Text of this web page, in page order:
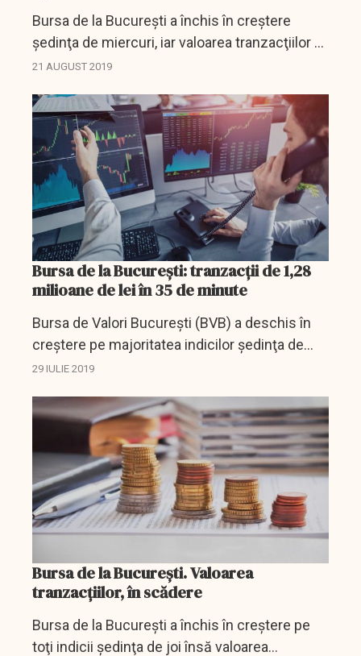
Bursa de la Bucureşti a închis în creştere
şedinţa de miercuri, iar valoarea tranzacţiilor s-
a cifrat la 21,39 milioane de lei (4,53 milioane
21 AUGUST 2019
Bursa de la București: tranzacţii de 1,28
milioane de lei în 35 de minute
Bursa de Valori Bucureşti (BVB) a deschis în
creştere pe majoritatea indicilor şedinţa de
luni, iar indicele BET, care arată evoluţia celor
urilor,...
29 IULIE 2019
Bursa de la Bucureşti. Valoarea
tranzacţiilor, în scădere
Bursa de la Bucureşti a închis în creştere pe
toţi indicii şedinţa de joi însă valoarea